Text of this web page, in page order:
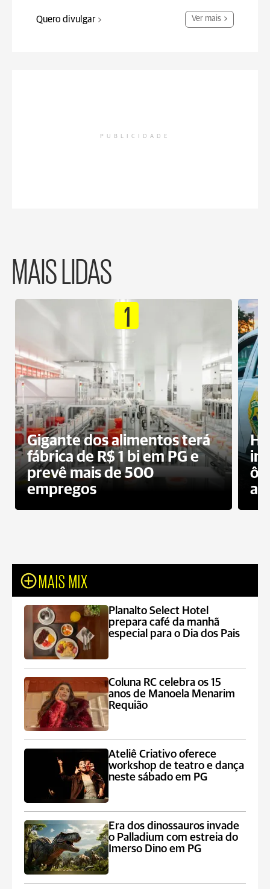
Quero divulgar Ver mais
PUBLICIDADE
MAIS LIDAS
1
Gigante dos alimentos terá
fábrica de R$ 1 bi em PG e
prevê mais de 500
empregos
MAIS MIX
Planalto Select Hotel
prepara café da manhã
especial para o Dia dos Pais
Coluna RC celebra os 15
anos de Manoela Menarim
Requião
Ateliê Criativo oferece
workshop de teatro e dança
neste sábado em PG
Era dos dinossauros invade
o Palladium com estreia do
Imerso Dino em PG